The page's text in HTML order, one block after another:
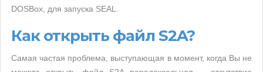
DOSBox, для запуска SEAL.
Как открыть файл S2A?
Самая частая проблема, выступающая в момент, когда Вы не